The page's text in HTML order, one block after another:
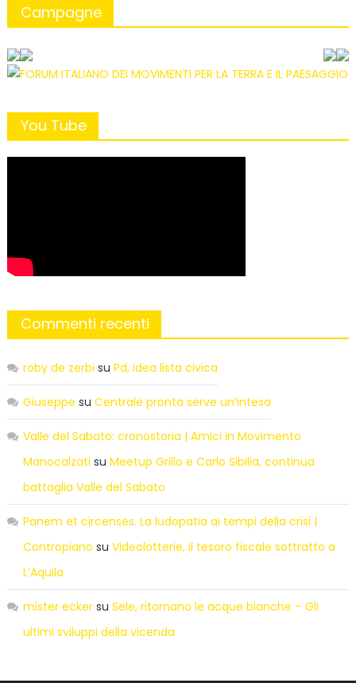
Campagne
You Tube
Commenti recenti
roby de zerbi su Pd, idea lista civica
Giuseppe su Centrale pronta serve un’intesa
Valle del Sabato: cronostoria | Amici in Movimento
Manocalzati su Meetup Grillo e Carlo Sibilia, continua
battaglia Valle del Sabato
Panem et circenses. La ludopatia ai tempi della crisi |
Contropiano su Videolotterie, il tesoro fiscale sottratto a
L’Aquila
mister eckersu Sele, ritornano le acque bianche – Gli
ultimi sviluppi della vicenda